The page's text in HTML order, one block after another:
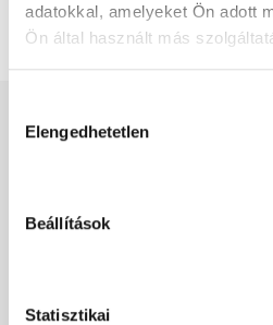
adatokkal, amelyeket Ön adott
Ön által használt más
kiválasztása
Elengedhetetlen
Beállítások
Statisztikai
egyeztetés
digitális
ablak elöl,
fűthető első